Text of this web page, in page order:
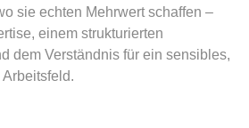
sie echten Mehrwert schaffen –
einem strukturierten
dem Verständnis für ein sensibles,